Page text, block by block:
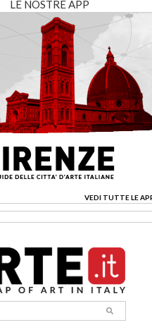
LE NOSTRE APP
VEDI TUTTE LE
>